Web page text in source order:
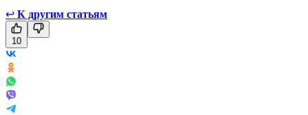
↩ К другим статьям
10